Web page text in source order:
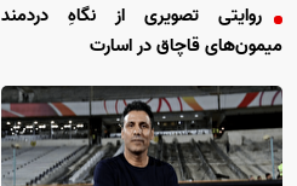
روایتی تصویری از نگاهِ دردمند
میمون‌های قاچاق در اسارت